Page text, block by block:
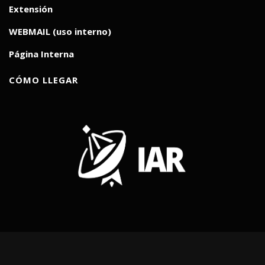
Extensión
WEBMAIL (uso interno)
Página Interna
CÓMO LLEGAR